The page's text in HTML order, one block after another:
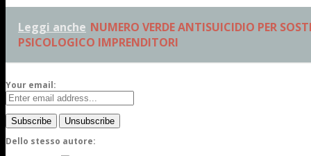
Leggi anche NUMERO VERDE ANTISUICIDIO PER
PSICOLOGICO IMPRENDITORI
Your email:
Dello stesso autore: